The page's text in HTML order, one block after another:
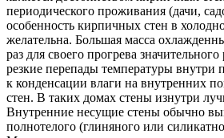
периодического проживания (дачи,
особенность кирпичных стен в
желательна. Большая масса
раз для своего прогрева
резкие перепады температуры
к конденсации влаги на внутренних
стен. В таких домах стены изнутри
Внутренние несущие стены обычно
полнотелого (глиняного или